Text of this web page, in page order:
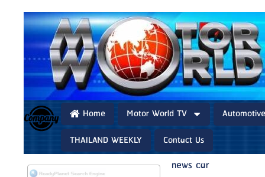
Home Motor World TV
THAILAND WEEKLY
Contact Us
news car